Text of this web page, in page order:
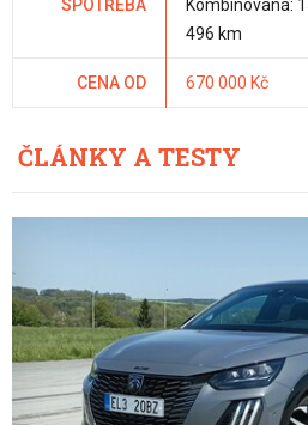
SPOTŘEBA
Kombinovaná:
496 km
CENA OD 670 000 Kč
ČLÁNKY A TESTY